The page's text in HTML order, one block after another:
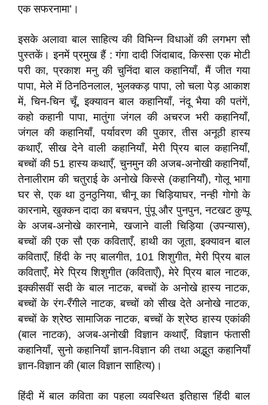
एक सफरनामा’।
इसके अलावा बाल साहित्य की विभिन्न विधाओं की लगभग सौ
पुस्तकें। इनमें प्रमुख हैं : गंगा दादी जिंदाबाद, किस्सा एक मोटी
परी का, प्रकाश मनु की चुनिंदा बाल कहानियाँ, मैं जीत गया
पापा, मेले में ठिनठिनलाल, भुलक्कड़ पापा, लो चला पेड़ आकाश
में, चिन-चिन चूँ, इक्यावन बाल कहानियाँ, नंदू भैया की पतंगें,
कहो कहानी पापा, मातुंगा जंगल की अचरज भरी कहानियाँ,
जंगल की कहानियाँ, पर्यावरण की पुकार, तीस अनूठी हास्य
कथाएँ, सीख देने वाली कहानियाँ, मेरी प्रिय बाल कहानियाँ,
बच्चों की 51 हास्य कथाएँ, चुनमुन की अजब-अनोखी कहानियाँ,
तेनालीराम की चतुराई के अनोखे किस्से (कहानियाँ), गोलू भागा
घर से, एक था ठुनठुनिया, चीनू का चिड़ियाघर, नन्ही गोगो के
कारनामे, खुक्कन दादा का बचपन, पुंपू और पुनपुन, नटखट कुप्पू
के अजब-अनोखे कारनामे, खजाने वाली चिड़िया (उपन्यास),
बच्चों की एक सौ एक कविताएँ, हाथी का जूता, इक्यावन बाल
कविताएँ, हिंदी के नए बालगीत, 101 शिशुगीत, मेरी प्रिय बाल
कविताएँ, मेरे प्रिय शिशुगीत (कविताएँ), मेरे प्रिय बाल नाटक,
इक्कीसवीं सदी के बाल नाटक, बच्चों के अनोखे हास्य नाटक,
बच्चों के रंग-रँगीले नाटक, बच्चों को सीख देते अनोखे नाटक,
बच्चों के श्रेष्ठ सामाजिक नाटक, बच्चों के श्रेष्ठ हास्य एकांकी
(बाल नाटक), अजब-अनोखी विज्ञान कथाएँ, विज्ञान फंतासी
कहानियाँ, सुनो कहानियाँ ज्ञान-विज्ञान की तथा अद्भुत कहानियाँ
ज्ञान-विज्ञान की (बाल विज्ञान साहित्य)।
हिंदी में बाल कविता का पहला व्यवस्थित इतिहास 'हिंदी बाल